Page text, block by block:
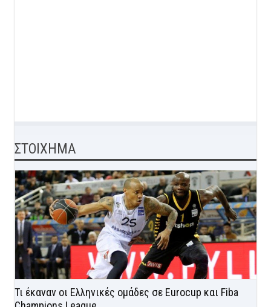
ΣΤΟΙΧΗΜΑ
Τι έκαναν οι Ελληνικές ομάδες σε Eurocup και Fiba